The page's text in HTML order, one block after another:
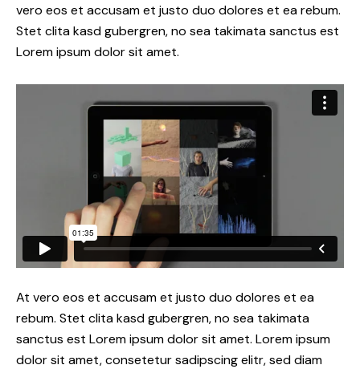
vero eos et accusam et justo duo dolores et ea rebum.
Stet clita kasd gubergren, no sea takimata sanctus est
Lorem ipsum dolor sit amet.
At vero eos et accusam et justo duo dolores et ea
rebum. Stet clita kasd gubergren, no sea takimata
sanctus est Lorem ipsum dolor sit amet. Lorem ipsum
dolor sit amet, consetetur sadipscing elitr, sed diam